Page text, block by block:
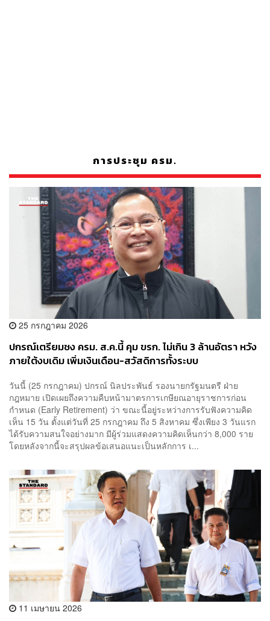
การประชุม ครม.
25 กรกฎาคม 2026
ปกรณ์เตรียมชง ครม. ส.ค.นี้ คุม ขรก. ไม่เกิน 3 ล้านอัตรา หวัง
ภายใต้งบเดิม เพิ่มเงินเดือน-สวัสดิการทั้งระบบ
วันนี้ (25 กรกฎาคม) ปกรณ์ นิลประพันธ์ รองนายกรัฐมนตรี ฝ่าย
กฎหมาย เปิดเผยถึงความคืบหน้ามาตรการเกษียณอายุราชการก่อน
กำหนด (Early Retirement) ว่า ขณะนี้อยู่ระหว่างการรับฟังความคิด
เห็น 15 วัน ตั้งแต่วันที่ 25 กรกฎาคม ถึง 5 สิงหาคม ซึ่งเพียง 3 วันแรก
ได้รับความสนใจอย่างมาก มีผู้ร่วมแสดงความคิดเห็นกว่า 8,000 ราย
โดยหลังจากนี้จะสรุปผลข้อเสนอแนะเป็นหลักการ เ...
11 เมษายน 2026